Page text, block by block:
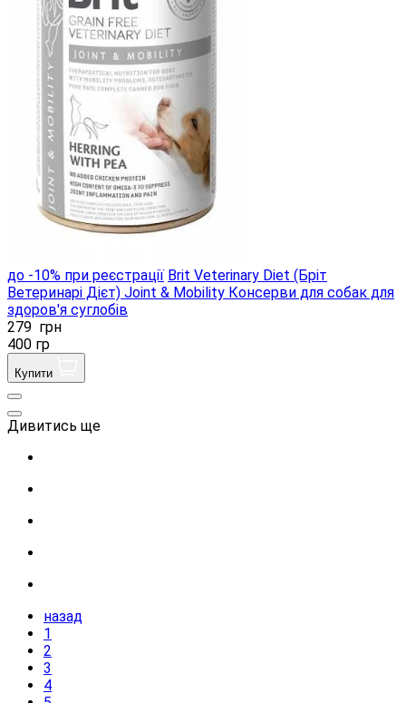
до -10% при реєстрації Brit Veterinary Diet (Бріт
Ветеринарі Дієт) Joint & Mobility Консерви для собак для
здоров'я суглобів
279 грн
400 гр
Купити
Дивитись ще
назад
1
2
3
4